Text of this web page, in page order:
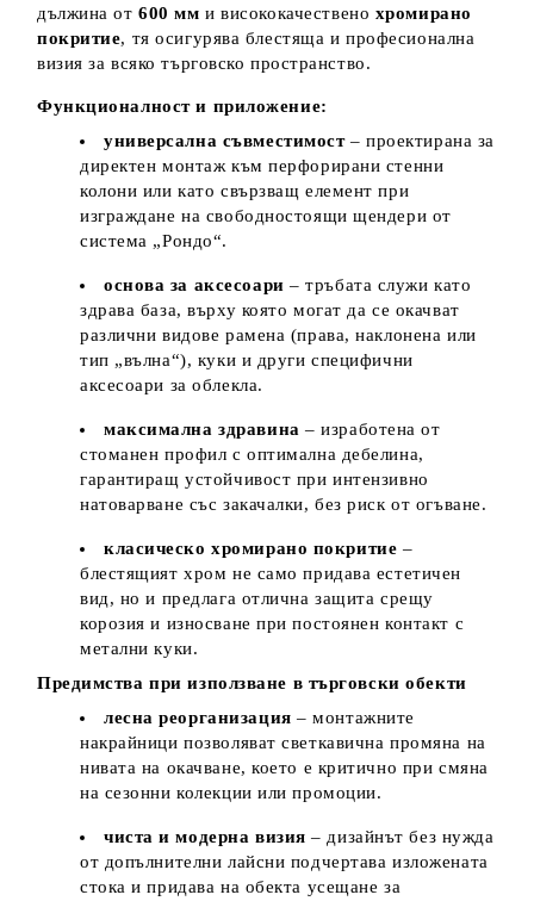
дължина от600 мм и висококачествено хромирано
покритие, тя осигурява блестяща и професионална
визия за всяко търговско пространство.
Функционалност и приложение:
универсална съвместимост– проектирана за
директен монтаж към перфорирани стенни
колони или като свързващ елемент при
изграждане на свободностоящи щендери от
система „Рондо“.
основа за аксесоари – тръбата служи като
здрава база, върху която могат да се окачват
различни видове рамена (права, наклонена или
тип „вълна“), куки и други специфични
аксесоари за облекла.
максимална здравина – изработена от
стоманен профил с оптимална дебелина,
гарантиращ устойчивост при интензивно
натоварване със закачалки, без риск от огъване.
класическо хромирано покритие –
блестящият хром не само придава естетичен
вид, но и предлага отлична защита срещу
корозия и износване при постоянен контакт с
метални куки.
Предимства при използване в търговски обекти
лесна реорганизация – монтажните
накрайници позволяват светкавична промяна на
нивата на окачване, което е критично при смяна
на сезонни колекции или промоции.
чиста и модерна визия – дизайнът без нужда
от допълнителни лайсни подчертава изложената
стока и придава на обекта усещане за